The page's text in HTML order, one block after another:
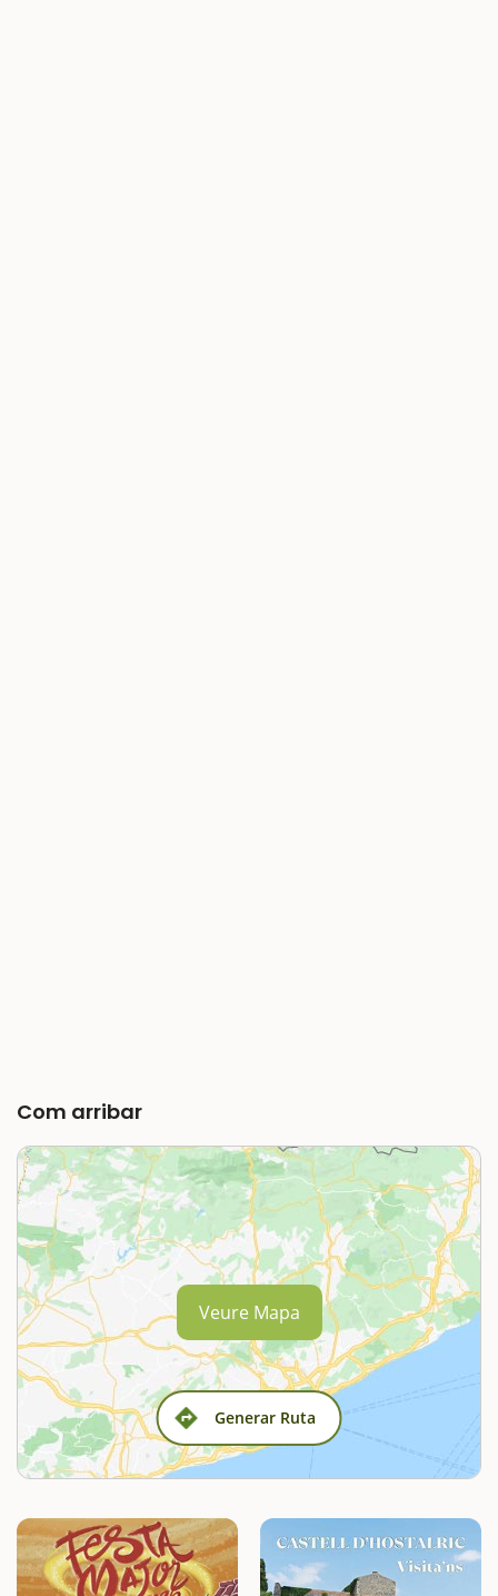
Com arribar
Generar Ruta
Veure Mapa